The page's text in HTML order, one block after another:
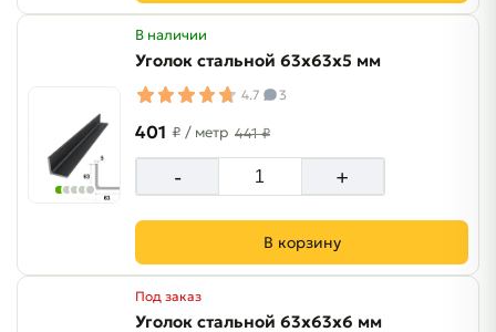
В наличии
Уголок стальной 63х63х5 мм
4.7 3
401 ₽ / метр 441 ₽
- +
В корзину
Под заказ
Уголок стальной 63х63х6 мм